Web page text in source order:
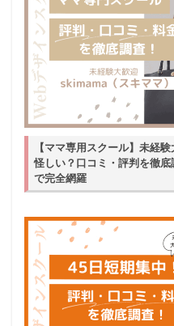
【ママ専用スクール】未経
怪しい？口コミ・評判を徹
で完全網羅